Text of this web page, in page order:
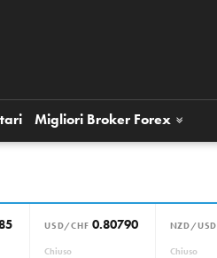
Migliori Broker Forex
USD/CHF 0.80790
Chiuso
NZD/USD
Chiuso